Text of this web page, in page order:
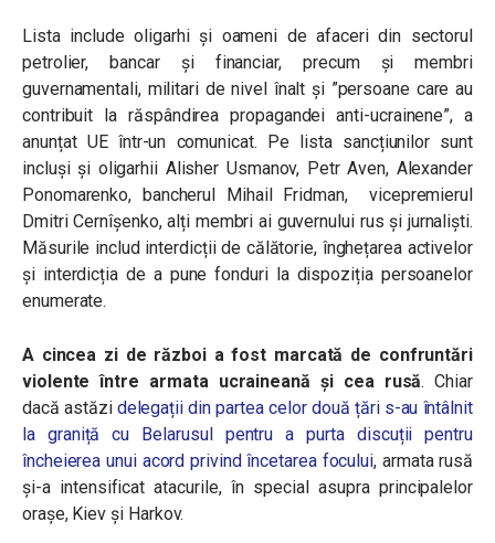
Lista include oligarhi și oameni de afaceri din sectorul
petrolier, bancar și financiar, precum și membri
guvernamentali, militari de nivel înalt și ”persoane care au
contribuit la răspândirea propagandei anti-ucrainene”, a
anunțat UE într-un comunicat. Pe lista sancțiunilor sunt
incluși și oligarhii Alisher Usmanov, Petr Aven, Alexander
Ponomarenko, bancherul Mihail Fridman, vicepremierul
Dmitri Cernîșenko, alți membri ai guvernului rus și jurnalişti.
Măsurile includ interdicții de călătorie, înghețarea activelor
și interdicția de a pune fonduri la dispoziția persoanelor
enumerate.
A cincea zi de război a fost marcată de confruntări
violente între armata ucraineană și cea rusă. Chiar
dacă astăzi delegații din partea celor două țări s-au întâlnit
la graniță cu Belarusul pentru a purta discuții pentru
încheierea unui acord privind încetarea focului, armata rusă
și-a intensificat atacurile, în special asupra principalelor
orașe, Kiev și Harkov.